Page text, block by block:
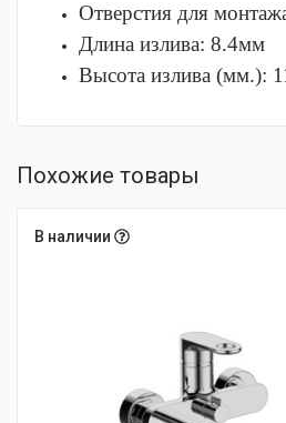
Отверстия для
Длина излива: 8.4мм
Высота излива (мм.):
Похожие товары
В наличии